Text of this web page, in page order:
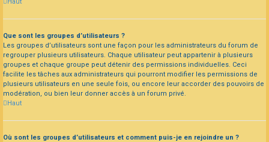
Que sont les groupes d’utilisateurs ?
Les groupes d’utilisateurs sont une façon pour les administrateurs du forum de
regrouper plusieurs utilisateurs. Chaque utilisateur peut appartenir à plusieurs
groupes et chaque groupe peut détenir des permissions individuelles. Ceci
facilite les tâches aux administrateurs qui pourront modifier les permissions de
plusieurs utilisateurs en une seule fois, ou encore leur accorder des pouvoirs de
modération, ou bien leur donner accès à un forum privé.
Haut
Où sont les groupes d’utilisateurs et comment puis-je en rejoindre un ?